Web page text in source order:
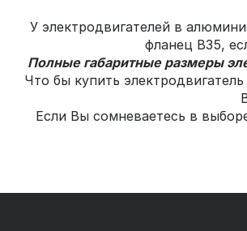
У электродвигателей в
фланец В35,
Полные габаритные размеры
Что бы купить
Если Вы сомневаетесь в